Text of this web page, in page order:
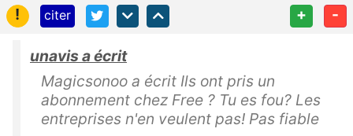
!
citer + -
unavis a écrit
Magicsonoo a écrit Ils ont pris un
abonnement chez Free ? Tu es fou? Les
entreprises n'en veulent pas! Pas fiable